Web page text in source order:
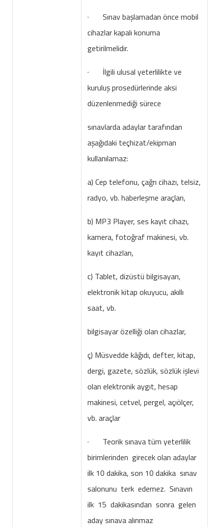
· Sınav başlamadan önce mobil
cihazlar kapalı konuma
getirilmelidir.
· İlgili ulusal yeterlilikte ve
kuruluş prosedürlerinde aksi
düzenlenmediği sürece
sınavlarda adaylar tarafından
aşağıdaki teçhizat/ekipman
kullanılamaz:
a) Cep telefonu, çağrı cihazı, telsiz,
radyo, vb. haberleşme araçları,
b) MP3 Player, ses kayıt cihazı,
kamera, fotoğraf makinesi, vb.
kayıt cihazları,
c) Tablet, dizüstü bilgisayarı,
elektronik kitap okuyucu, akıllı
saat, vb.
bilgisayar özelliği olan cihazlar,
ç) Müsvedde kâğıdı, defter, kitap,
dergi, gazete, sözlük, sözlük işlevi
olan elektronik aygıt, hesap
makinesi, cetvel, pergel, açıölçer,
vb. araçlar
· Teorik sınava tüm yeterlilik
birimlerinden girecek olan adaylar
ilk 10 dakika, son 10 dakika sınav
salonunu terk edemez. Sınavın
ilk 15 dakikasından sonra gelen
aday sınava alınmaz